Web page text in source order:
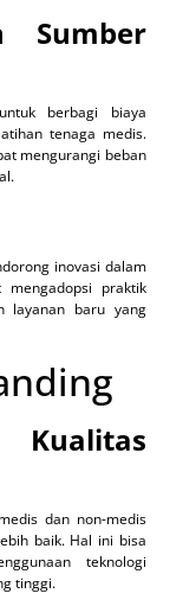
Sumber
berbagi biaya
tenaga medis.
mengurangi beban
inovasi dalam
mengadopsi praktik
layanan baru yang
dan non-medis
baik. Hal ini bisa
teknologi
tinggi.